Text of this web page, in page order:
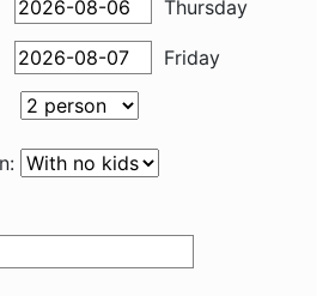
Thursday
Friday